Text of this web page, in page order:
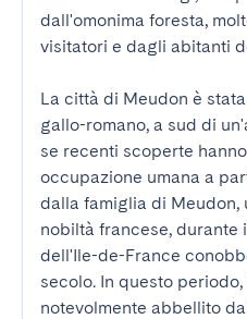
dall'omonima foresta,
visitatori e dagli abitanti
La città di Meudon è
gallo-romano, a sud di
se recenti scoperte
occupazione umana a
dalla famiglia di
nobiltà francese, durante
dell'Ile-de-France
secolo. In questo
notevolmente abbellito